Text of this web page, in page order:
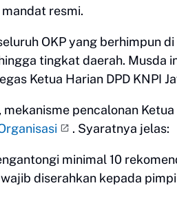
resmi.
OKP yang berhimpun
tingkat daerah. Musda
Ketua Harian DPD KNPI
pencalonan
. Syaratnya jelas:
minimal 10
diserahkan kepada